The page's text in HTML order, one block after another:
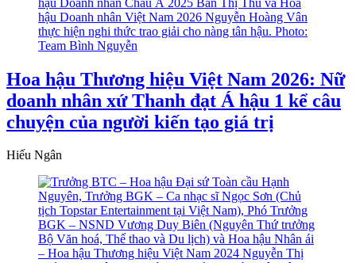
Hoa hậu Thương hiệu Việt Nam 2026: Nữ
doanh nhân xứ Thanh đạt Á hậu 1 kể câu
chuyện của người kiến tạo giá trị
Hiếu Ngân